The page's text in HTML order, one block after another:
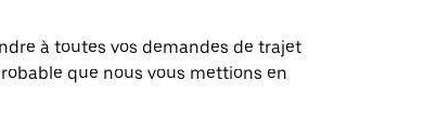
à toutes vos demandes de trajet
que nous vous mettions en
de taxi. Si tel est le cas, vous